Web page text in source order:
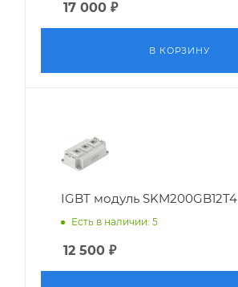
17 000 ₽
В КОРЗИНУ
IGBT модуль SKM200GB12T4
Есть в наличии: 5
12 500 ₽